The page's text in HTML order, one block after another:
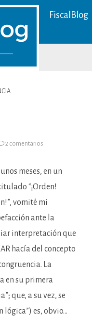
FiscalBlog
2 comentarios
no
meses, en un
“¡Orden!
vomité mi
ante la
interpretación que
hacía del concepto
La
en su primera
que, a su vez, se
lógica”) es, obvio…